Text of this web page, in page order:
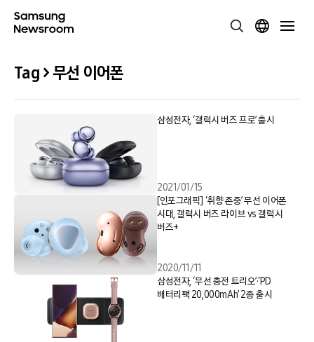
Tag > 무선 이어폰
삼성전자, ‘갤럭시 버즈 프로’ 출시
2021/01/15
[인포그래픽] ‘취향 존중’ 무선 이어폰
시대, 갤럭시 버즈 라이브 vs 갤럭시
버즈+
2020/11/11
삼성전자, ‘무선 충전 트리오’·‘PD
배터리팩 20,000mAh’ 2종 출시